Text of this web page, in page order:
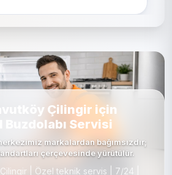
Çilingir için
Buzdolabı Servisi
markalardan bağımsızdır;
çerçevesinde yürütülür.
| Özel teknik servis | 7/24 |